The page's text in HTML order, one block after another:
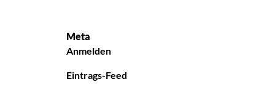
Meta
Anmelden
Eintrags-Feed